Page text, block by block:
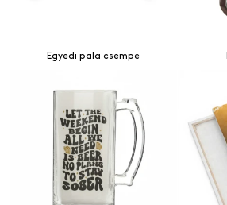
Egyedi pala csempe